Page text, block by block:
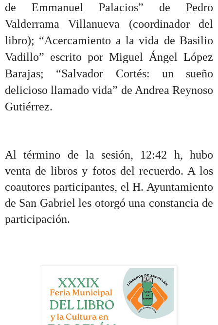
de Emmanuel Palacios” de Pedro
Valderrama Villanueva (coordinador del
libro); “Acercamiento a la vida de Basilio
Vadillo” escrito por Miguel Ángel López
Barajas; “Salvador Cortés: un sueño
delicioso llamado vida” de Andrea Reynoso
Gutiérrez.
Al término de la sesión, 12:42 h, hubo
venta de libros y fotos del recuerdo. A los
coautores participantes, el H. Ayuntamiento
de San Gabriel les otorgó una constancia de
participación.